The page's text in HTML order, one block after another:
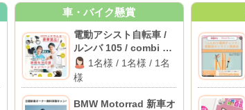
車・バイク懸賞
電動アシスト自転車 /
ルンバ 105 / combi ベ
ビーラック
1名様 / 1名様 / 1名
様
BMW Motorrad 新車オ